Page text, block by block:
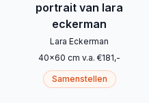
portrait van lara
eckerman
Lara Eckerman
40x60 cm v.a. €181,-
Samenstellen